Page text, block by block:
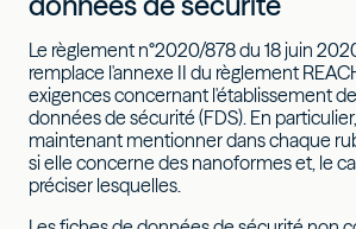
Le règlement n°2020/878 du 18 juin
remplace l'annexe II du règlement
exigences concernant l'établissement
données de sécurité (FDS). En
maintenant mentionner dans chaque
si elle concerne des nanoformes et, le
préciser lesquelles.